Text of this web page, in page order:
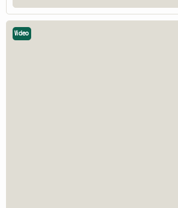
Video